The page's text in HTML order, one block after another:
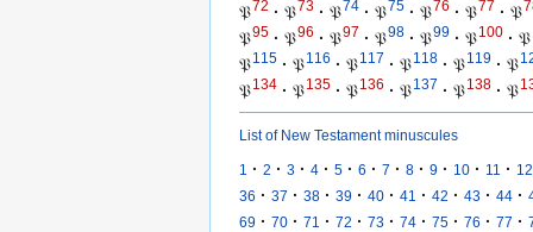
𝔓72 · 𝔓73 · 𝔓74 · 𝔓75 · 𝔓76 · 𝔓77 · 𝔓
𝔓95 · 𝔓96 · 𝔓97 · 𝔓98 · 𝔓99 · 𝔓100 · 𝔓
𝔓115 · 𝔓116 · 𝔓117 · 𝔓118 · 𝔓119 · 𝔓
𝔓134 · 𝔓135 · 𝔓136 · 𝔓137 · 𝔓138 · 𝔓
List of New Testament minuscules
1 · 2 · 3 · 4 · 5 · 6 · 7 · 8 · 9 · 10 · 11 · 12
36 · 37 · 38 · 39 · 40 · 41 · 42 · 43 · 44 ·
69 · 70 · 71 · 72 · 73 · 74 · 75 · 76 · 77 ·